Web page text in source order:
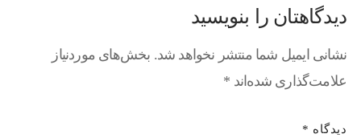
دیدگاهتان را بنویسید
نشانی ایمیل شما منتشر نخواهد شد. بخش‌های موردنیاز
علامت‌گذاری شده‌اند *
دیدگاه *